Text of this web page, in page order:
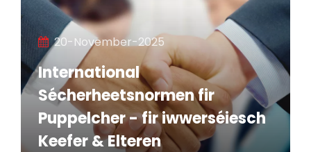
International
Sécherheetsnormen fir
Puppelcher - fir iwwerséiesch
Keefer & Elteren
20-November-2025